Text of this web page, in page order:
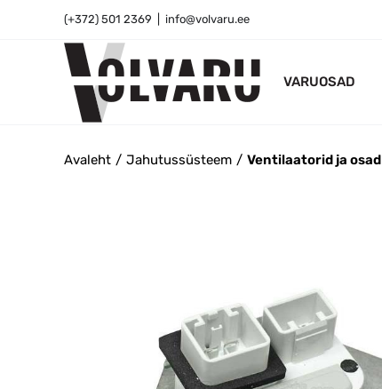
(+372) 501 2369 info@volvaru.ee
VARUOSAD
Avaleht Jahutussüsteem Ventilaatorid ja osad